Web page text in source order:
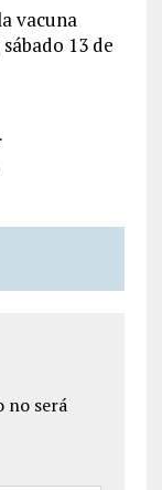
vacuna
13 de
no será